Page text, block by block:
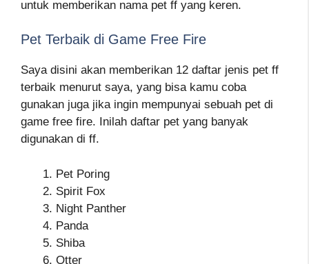
untuk memberikan nama pet ff yang keren.
Pet Terbaik di Game Free Fire
Saya disini akan memberikan 12 daftar jenis pet ff
terbaik menurut saya, yang bisa kamu coba
gunakan juga jika ingin mempunyai sebuah pet di
game free fire. Inilah daftar pet yang banyak
digunakan di ff.
Pet Poring
Spirit Fox
Night Panther
Panda
Shiba
Otter